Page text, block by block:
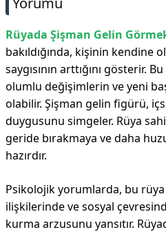
Rüyada Şişman Gelin
bakıldığında, kişinin kendine
saygısının arttığını gösterir.
olumlu değişimlerin ve yeni
olabilir. Şişman gelin figürü,
duygusunu simgeler. Rüya
geride bırakmaya ve daha
hazırdır.
Psikolojik yorumlarda, bu
ilişkilerinde ve sosyal
kurma arzusunu yansıtır.